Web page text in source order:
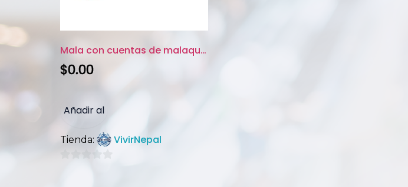
Mala con cuentas de malaquita
$0.00
Añadir al
carrito
Tienda: VivirNepal